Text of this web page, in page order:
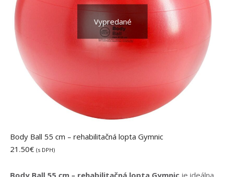
Vypredané
Body Ball 55 cm – rehabilitačná lopta Gymnic
21.50€ (s DPH)
Body Ball 55 cm – rehabilitačná lopta Gymnic je ideálna